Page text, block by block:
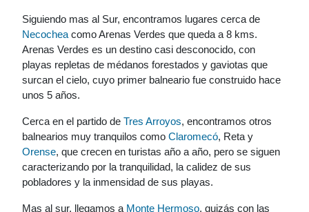
Siguiendo mas al Sur, encontramos lugares cerca de
Necochea como Arenas Verdes que queda a 8 kms.
Arenas Verdes es un destino casi desconocido, con
playas repletas de médanos forestados y gaviotas que
surcan el cielo, cuyo primer balneario fue construido hace
unos 5 años.
Cerca en el partido de Tres Arroyos, encontramos otros
balnearios muy tranquilos como Claromecó, Reta y
Orense, que crecen en turistas año a año, pero se siguen
caracterizando por la tranquilidad, la calidez de sus
pobladores y la inmensidad de sus playas.
Mas al sur, llegamos a Monte Hermoso, quizás con las